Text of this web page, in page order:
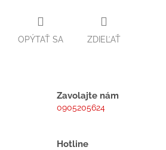
OPÝTAŤ SA ZDIEĽAŤ
Zavolajte nám
0905205624
Hotline